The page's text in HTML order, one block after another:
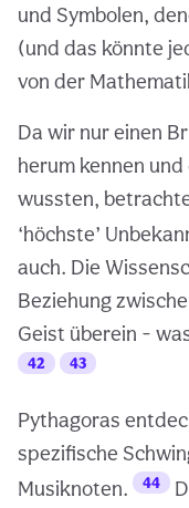
und Symbolen,
(und das könnte
von der
Da wir nur einen
herum kennen
wussten,
‘höchste’
auch. Die
Beziehung
Geist überein -
42 43
Pythagoras
spezifische
Musiknoten.
44